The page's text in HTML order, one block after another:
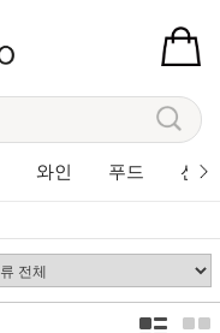
와인 푸드 선